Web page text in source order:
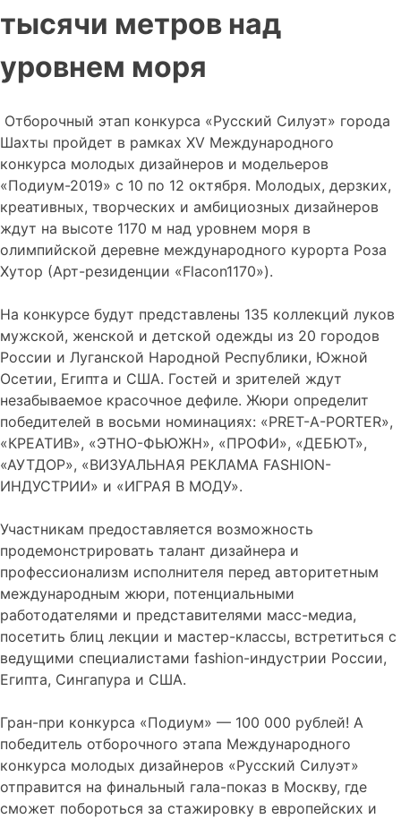
тысячи метров над
уровнем моря
Отборочный этап конкурса «Русский Силуэт» города
Шахты пройдет в рамках XV Международного
конкурса молодых дизайнеров и модельеров
«Подиум-2019» с 10 по 12 октября. Молодых, дерзких,
креативных, творческих и амбициозных дизайнеров
ждут на высоте 1170 м над уровнем моря в
олимпийской деревне международного курорта Роза
Хутор (Арт-резиденции «Flacon1170»).
На конкурсе будут представлены 135 коллекций луков
мужской, женской и детской одежды из 20 городов
России и Луганской Народной Республики, Южной
Осетии, Египта и США. Гостей и зрителей ждут
незабываемое красочное дефиле. Жюри определит
победителей в восьми номинациях: «PRET-A-PORTER»,
«КРЕАТИВ», «ЭТНО-ФЬЮЖН», «ПРОФИ», «ДЕБЮТ»,
«АУТДОР», «ВИЗУАЛЬНАЯ РЕКЛАМА FASHION-
ИНДУСТРИИ» и «ИГРАЯ В МОДУ».
Участникам предоставляется возможность
продемонстрировать талант дизайнера и
профессионализм исполнителя перед авторитетным
международным жюри, потенциальными
работодателями и представителями масс-медиа,
посетить блиц лекции и мастер-классы, встретиться с
ведущими специалистами fashion-индустрии России,
Египта, Сингапура и США.
Гран-при конкурса «Подиум» — 100 000 рублей! А
победитель отборочного этапа Международного
конкурса молодых дизайнеров «Русский Силуэт»
отправится на финальный гала-показ в Москву, где
сможет побороться за стажировку в европейских и